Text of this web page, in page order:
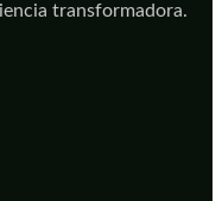
transformadora.